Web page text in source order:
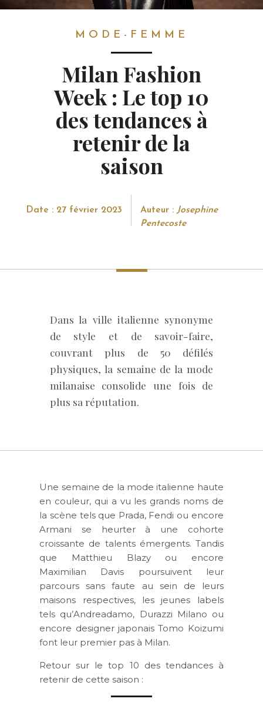
MODE-FEMME
Milan Fashion
Week : Le top 10
des tendances à
retenir de la
saison
Date : 27 février 2023 Auteur : Josephine
Pentecoste
Dans la ville italienne synonyme
de style et de savoir-faire,
couvrant plus de 50 défilés
physiques, la semaine de la mode
milanaise consolide une fois de
plus sa réputation.
Une semaine de la mode italienne haute
en couleur, qui a vu les grands noms de
la scène tels que Prada, Fendi ou encore
Armani se heurter à une cohorte
croissante de talents émergents. Tandis
que Matthieu Blazy ou encore
Maximilian Davis poursuivent leur
parcours sans faute au sein de leurs
maisons respectives, les jeunes labels
tels qu’Andreadamo, Durazzi Milano ou
encore designer japonais Tomo Koizumi
font leur premier pas à Milan.
Retour sur le top 10 des tendances à
retenir de cette saison :